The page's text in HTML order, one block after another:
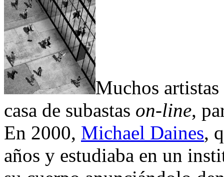
Muchos
casa de subastas on-line,
En 2000, Michael Daines,
años y estudiaba en un